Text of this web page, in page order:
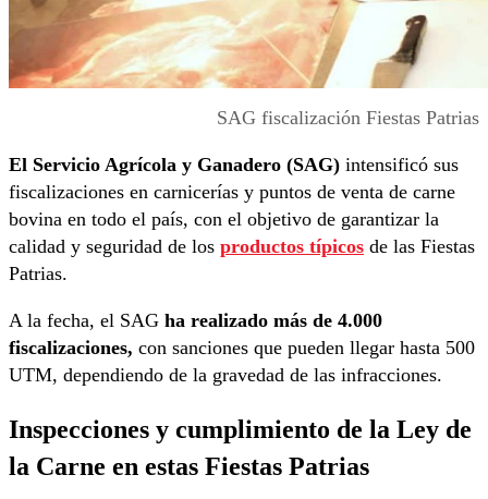
SAG fiscalización Fiestas Patrias
El Servicio Agrícola y Ganadero (SAG) intensificó sus
fiscalizaciones en carnicerías y puntos de venta de carne
bovina en todo el país, con el objetivo de garantizar la
calidad y seguridad de los productos típicos de las Fiestas
Patrias.
A la fecha, el SAG ha realizado más de 4.000
fiscalizaciones, con sanciones que pueden llegar hasta 500
UTM, dependiendo de la gravedad de las infracciones.
Inspecciones y cumplimiento de la Ley de
la Carne en estas Fiestas Patrias